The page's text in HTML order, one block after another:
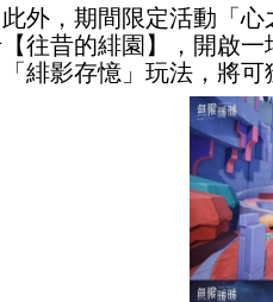
，期間限定活動「心
往昔的緋園】，開啟
緋影存憶」玩法，將